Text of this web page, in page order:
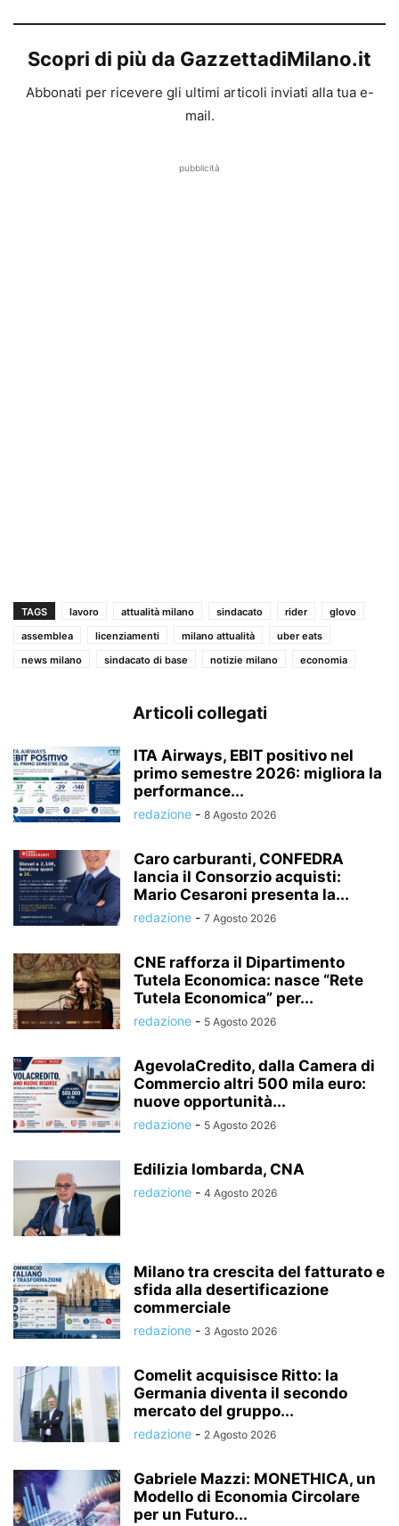
Scopri di più da GazzettadiMilano.it
Abbonati per ricevere gli ultimi articoli inviati alla tua e-
mail.
pubblicità
TAGS lavoro attualità milano sindacato rider
glovo
assemblea
licenziamenti milano attualità
uber eats
news milano
sindacato di base notizie milano economia
Articoli collegati
ITA Airways, EBIT positivo nel
primo semestre 2026: migliora la
performance...
redazione - 8 Agosto 2026
Caro carburanti, CONFEDRA
lancia il Consorzio acquisti:
Mario Cesaroni presenta la...
redazione - 7 Agosto 2026
CNE rafforza il Dipartimento
Tutela Economica: nasce “Rete
Tutela Economica” per...
redazione - 5 Agosto 2026
AgevolaCredito, dalla Camera di
Commercio altri 500 mila euro:
nuove opportunità...
redazione - 5 Agosto 2026
Edilizia lombarda, CNA
redazione - 4 Agosto 2026
Milano tra crescita del fatturato e
sfida alla desertificazione
commerciale
redazione - 3 Agosto 2026
Comelit acquisisce Ritto: la
Germania diventa il secondo
mercato del gruppo...
redazione - 2 Agosto 2026
Gabriele Mazzi: MONETHICA, un
Modello di Economia Circolare
per un Futuro...